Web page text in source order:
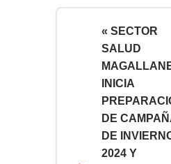
« SECTOR
SALUD
INICIA
DE
DE
2024 Y